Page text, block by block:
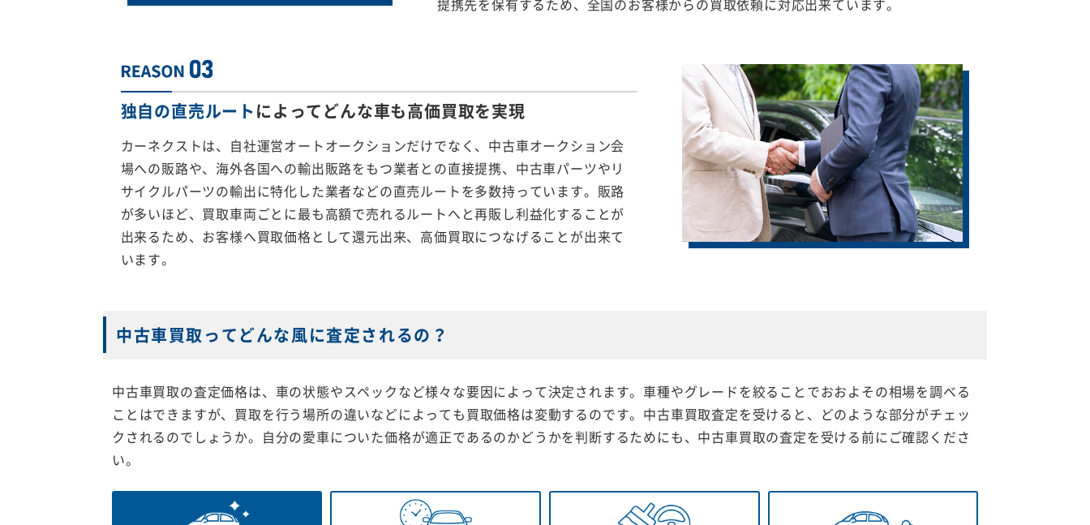
独自の直売ルートによってどんな車も高価買取を実現
カーネクストは、自社運営オートオークションだけでなく、中古車オークション会
場への販路や、海外各国への輸出販路をもつ業者との直接提携、中古車パーツやリ
サイクルパーツの輸出に特化した業者などの直売ルートを多数持っています。販路
が多いほど、買取車両ごとに最も高額で売れるルートへと再販し利益化することが
出来るため、お客様へ買取価格として還元出来、高価買取につなげることが出来て
います。
中古車買取ってどんな風に査定されるの？
中古車買取の査定価格は、車の状態やスペックなど様々な要因によって決定されます。車種やグレードを絞ることでおおよその相場を調べる
ことはできますが、買取を行う場所の違いなどによっても買取価格は変動するのです。中古車買取査定を受けると、どのような部分がチェッ
クされるのでしょうか。自分の愛車についた価格が適正であるのかどうかを判断するためにも、中古車買取の査定を受ける前にご確認くださ
い。